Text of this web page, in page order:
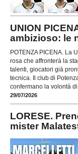
UNION
ambizioso: le
POTENZA PICENA. La
rosa che affronterà la
talenti, giocatori già
tecnica. Il club di
confermano la volontà
29/07/2026
LORESE.
mister